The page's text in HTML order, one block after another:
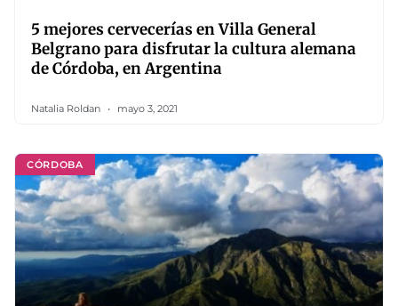
5 mejores cervecerías en Villa General
Belgrano para disfrutar la cultura alemana
de Córdoba, en Argentina
Natalia Roldan mayo 3, 2021
CÓRDOBA